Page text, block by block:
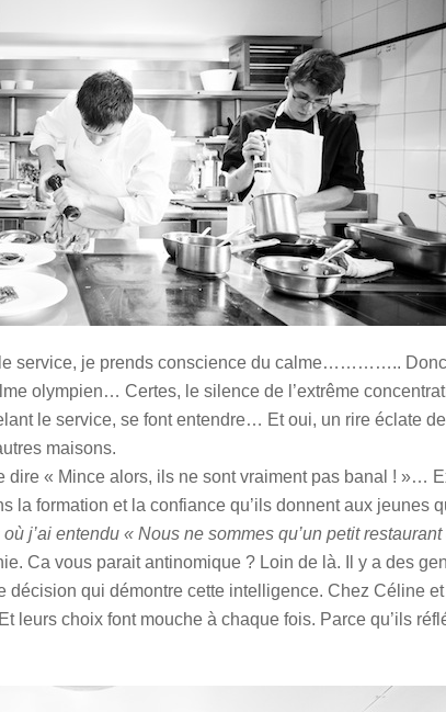
service, je prends conscience du calme…………..
olympien… Certes, le silence de l’extrême
le service, se font entendre… Et oui, un rire éclate
maisons.
dire « Mince alors, ils ne sont vraiment pas banal ! »…
la formation et la confiance qu’ils donnent aux jeunes
j’ai entendu « Nous ne sommes qu’un petit
Ca vous parait antinomique ? Loin de là. Il y a des
qui démontre cette intelligence. Chez Céline
leurs choix font mouche à chaque fois. Parce qu’ils